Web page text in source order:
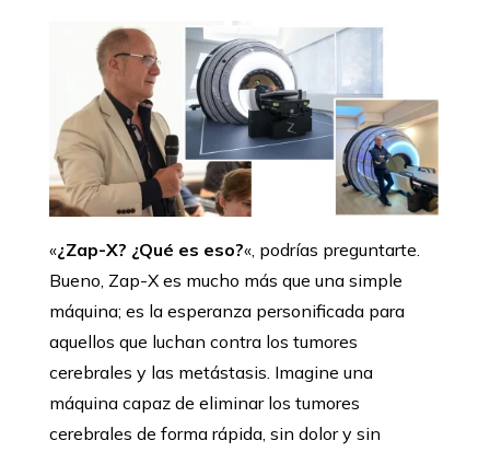
«¿Zap-X? ¿Qué es eso?«, podrías preguntarte.
Bueno, Zap-X es mucho más que una simple
máquina; es la esperanza personificada para
aquellos que luchan contra los tumores
cerebrales y las metástasis. Imagine una
máquina capaz de eliminar los tumores
cerebrales de forma rápida, sin dolor y sin